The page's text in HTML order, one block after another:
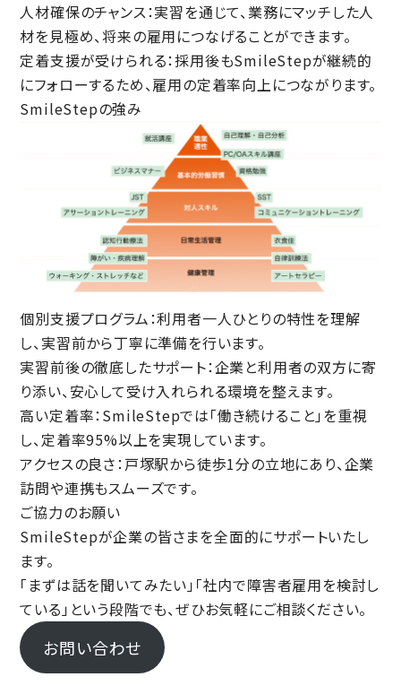
人材確保のチャンス：実習を通じて、業務にマッチした人
材を見極め、将来の雇用につなげることができます。
定着支援が受けられる：採用後もSmileStepが継続的
にフォローするため、雇用の定着率向上につながります。
SmileStepの強み
個別支援プログラム：利用者一人ひとりの特性を理解
し、実習前から丁寧に準備を行います。
実習前後の徹底したサポート：企業と利用者の双方に寄
り添い、安心して受け入れられる環境を整えます。
高い定着率：SmileStepでは「働き続けること」を重視
し、定着率95%以上を実現しています。
アクセスの良さ：戸塚駅から徒歩1分の立地にあり、企業
訪問や連携もスムーズです。
ご協力のお願い
SmileStepが企業の皆さまを全面的にサポートいたし
ます。
「まずは話を聞いてみたい」「社内で障害者雇用を検討し
ている」という段階でも、ぜひお気軽にご相談ください。
お問い合わせ